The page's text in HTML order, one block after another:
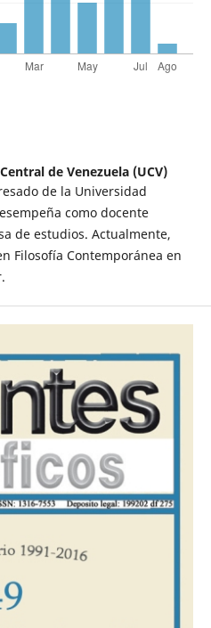
de Venezuela (UCV)
de la Universidad
como docente
de estudios. Actualmente,
Filosofía Contemporánea en